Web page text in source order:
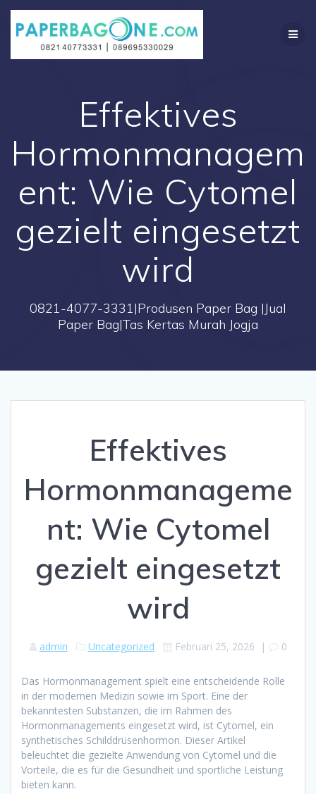
Skip
content
Effektives
Hormonmanagem
ent: Wie Cytomel
gezielt eingesetzt
wird
0821-4077-3331|Produsen Paper Bag |Jual
Paper Bag|Tas Kertas Murah Jogja
Effektives
Hormonmanageme
nt: Wie Cytomel
gezielt eingesetzt
wird
admin Uncategorized Februari 25, 2026 | 0
Das Hormonmanagement spielt eine entscheidende Rolle
in der modernen Medizin sowie im Sport. Eine der
bekanntesten Substanzen, die im Rahmen des
Hormonmanagements eingesetzt wird, ist Cytomel, ein
synthetisches Schilddrüsenhormon. Dieser Artikel
beleuchtet die gezielte Anwendung von Cytomel und die
Vorteile, die es für die Gesundheit und sportliche Leistung
bieten kann.